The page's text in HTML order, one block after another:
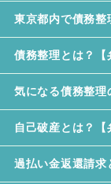
東京都内で債務整
債務整理とは？【
気になる債務整理
自己破産とは？【
過払い金返還請求